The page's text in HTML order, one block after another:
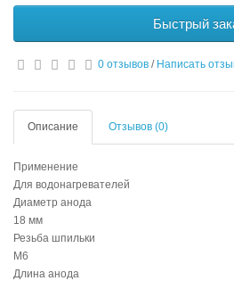
Быстрый
0 отзывов / Написать
Описание Отзывов (0)
Применение
Для водонагревателей
Диаметр анода
18 мм
Резьба шпильки
М6
Длина анода